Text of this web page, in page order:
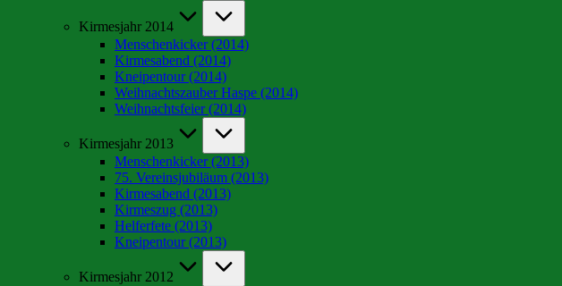
Kirmesjahr 2014
Menschenkicker (2014)
Kirmesabend (2014)
Kneipentour (2014)
Weihnachtszauber Haspe (2014)
Weihnachtsfeier (2014)
Kirmesjahr 2013
Menschenkicker (2013)
75. Vereinsjubiläum (2013)
Kirmesabend (2013)
Kirmeszug (2013)
Helferfete (2013)
Kneipentour (2013)
Kirmesjahr 2012